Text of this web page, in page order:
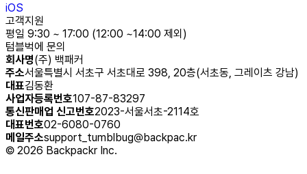
iOS
고객지원
평일 9:30 ~ 17:00 (12:00 ~14:00 제외)
텀블벅에 문의
회사명(주) 백패커
주소서울특별시 서초구 서초대로 398, 20층(서초동, 그레이츠 강남)
대표김동환
사업자등록번호107-87-83297
통신판매업 신고번호2023-서울서초-2114호
대표번호02-6080-0760
메일주소support_tumblbug@backpac.kr
© 2026 Backpackr Inc.